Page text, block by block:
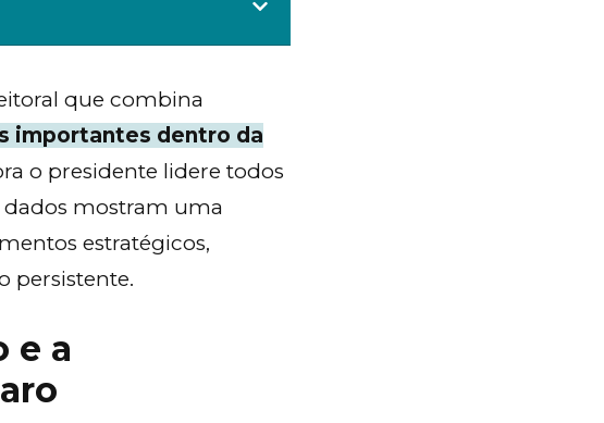
que combina
importantes dentro da
o presidente lidere todos
mostram uma
estratégicos,
persistente.
e a